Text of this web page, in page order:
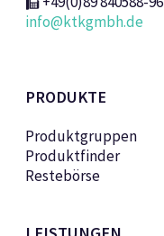
info@ktkgmbh.de
PRODUKTE
Produktgruppen
Produktfinder
Restebörse